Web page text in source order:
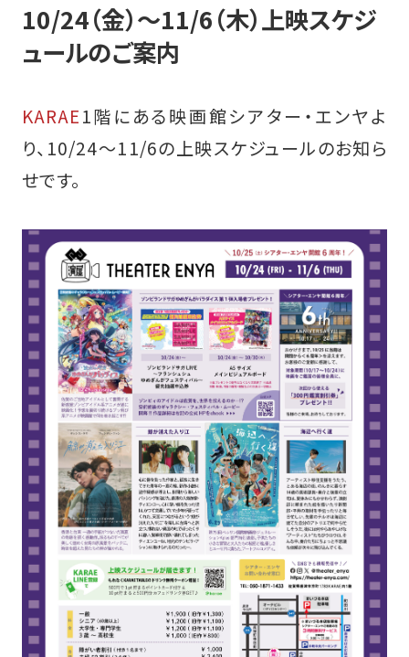
10/24（金）～11/6（木）上映スケジ
ュールのご案内
KARAE1階にある映画館シアター・エンヤよ
り、10/24～11/6の上映スケジュールのお知ら
せです。